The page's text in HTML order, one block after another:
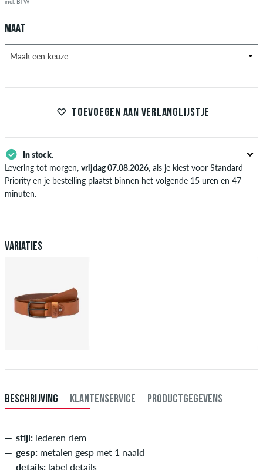
MAAT
TOEVOEGEN AAN VERLANGLIJSTJE
In stock.
Levering tot morgen, vrijdag 07.08.2026, als je kiest voor Standard
Priority en je bestelling plaatst binnen het volgende 15 uren en 47
minuten.
Betaling.
Variaties
BESCHRIJVING KLANTENSERVICE PRODUCTGEGEVENS
stijl: lederen riem
gesp: metalen gesp met 1 naald
details: label details